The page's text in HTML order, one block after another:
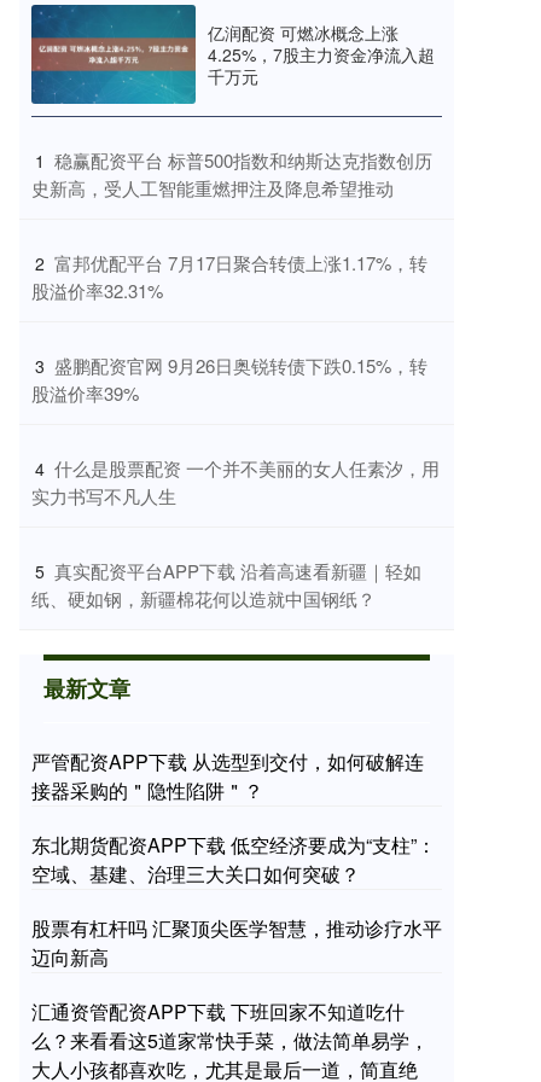
亿润配资 可燃冰概念上涨
4.25%，7股主力资金净流入超
千万元
1 ​稳赢配资平台 标普500指数和纳斯达克指数创历
史新高，受人工智能重燃押注及降息希望推动
2 ​富邦优配平台 7月17日聚合转债上涨1.17%，转
股溢价率32.31%
3 ​盛鹏配资官网 9月26日奥锐转债下跌0.15%，转
股溢价率39%
4 ​什么是股票配资 一个并不美丽的女人任素汐，用
实力书写不凡人生
5 ​真实配资平台APP下载 沿着高速看新疆｜轻如
纸、硬如钢，新疆棉花何以造就中国钢纸？
最新文章
严管配资APP下载 从选型到交付，如何破解连
接器采购的＂隐性陷阱＂？
东北期货配资APP下载 低空经济要成为“支柱”：
空域、基建、治理三大关口如何突破？
股票有杠杆吗 汇聚顶尖医学智慧，推动诊疗水平
迈向新高
汇通资管配资APP下载 下班回家不知道吃什
么？来看看这5道家常快手菜，做法简单易学，
大人小孩都喜欢吃，尤其是最后一道，简直绝